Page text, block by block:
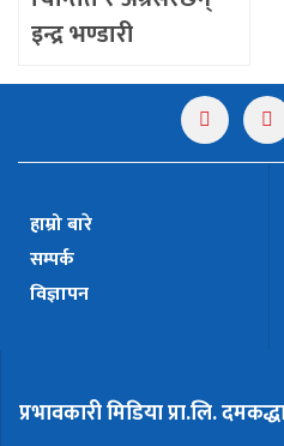
इन्द्र भण्डारी
हाम्रो बारे
सम्पर्क
विज्ञापन
प्रभावकारी मिडिया प्रा.लि.